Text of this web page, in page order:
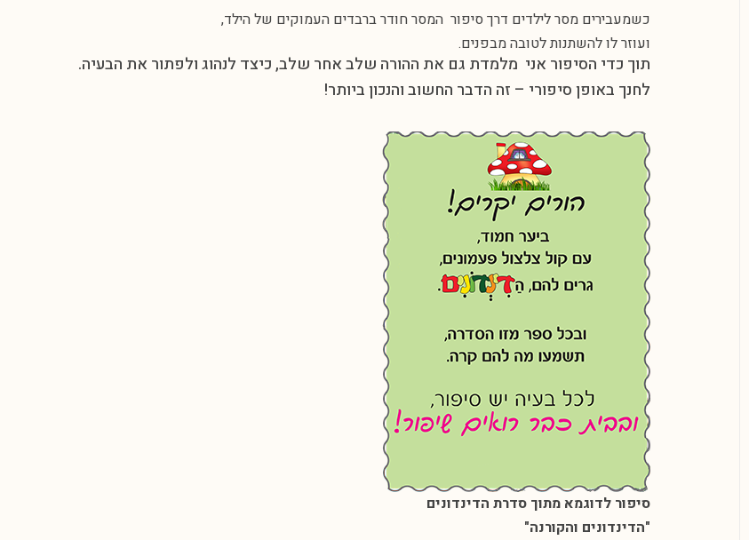
כשמעבירים מסר לילדים דרך סיפור המסר חודר ברבדים העמוקים של הילד,
ועוזר לו להשתנות לטובה מבפנים.
תוך כדי הסיפור אני מלמדת גם את ההורה שלב אחר שלב, כיצד לנהוג ולפתור את הבעיה.
לחנך באופן סיפורי – זה הדבר החשוב והנכון ביותר!
סיפור לדוגמא מתוך סדרת הדינדונים
"הדינדונים והקורנה"